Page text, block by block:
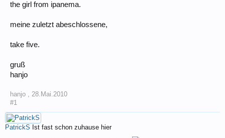
the girl from ipanema.
meine zuletzt abeschlossene,
take five.
gruß
hanjo
hanjo , 28.Mai.2010
#1
PatrickS Ist fast schon zuhause hier